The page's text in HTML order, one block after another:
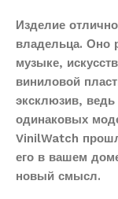
Изделие
владельца. Оно
музыке,
виниловой
эксклюзив,
одинаковых
VinilWatch
его в вашем
новый смысл.